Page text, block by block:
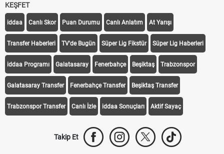
KEŞFET
iddaa Canlı Skor Puan Durumu Canlı Anlatım At Yarışı
Transfer Haberleri TV'de Bugün Süper Lig Fikstür Süper Lig Haberleri
iddaa Programı Galatasaray Fenerbahçe Beşiktaş Trabzonspor
Galatasaray Transfer Fenerbahçe Transfer Beşiktaş Transfer
Trabzonspor Transfer Canlı İzle iddaa Sonuçları Aktif Sayaç
Takip Et